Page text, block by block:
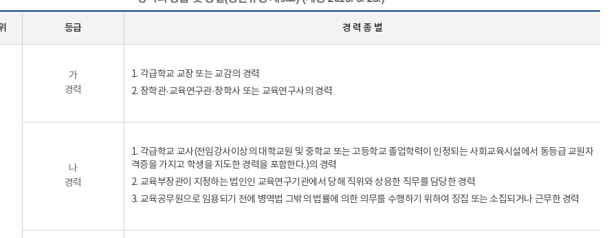
등급 경 력 종 별
가
경력
1. 각급학교 교장 또는 교감의 경력
2. 장학관·교육연구관·장학사 또는 교육연구사의 경력
나
경력
1. 각급학교 교사(전임강사이상의 대학교원 및 중학교 또는 고등학교 졸업학력이 인정되는 사회교육시설에서 동등급 교원자
격증을 가지고 학생을 지도한 경력을 포함한다.)의 경력
2. 교육부장관이 지정하는 법인인 교육연구기관에서 당해 직위와 상응한 직무를 담당한 경력
3. 교육공무원으로 임용되기 전에 병역법 그밖의 법률에 의한 의무를 수행하기 위하여 징집 또는 소집되거나 근무한 경력